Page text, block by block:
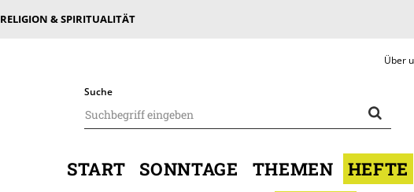
RELIGION & SPIRITUALITÄT
Über
Suche
START SONNTAGE THEMEN HEFTE